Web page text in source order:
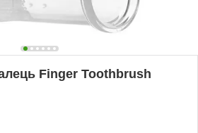
Finger Toothbrush